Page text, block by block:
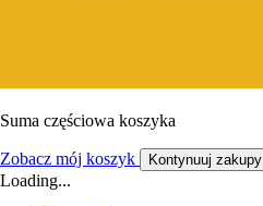
Suma częściowa koszyka
Zobacz mój koszyk Kontynuuj zakupy
Loading...